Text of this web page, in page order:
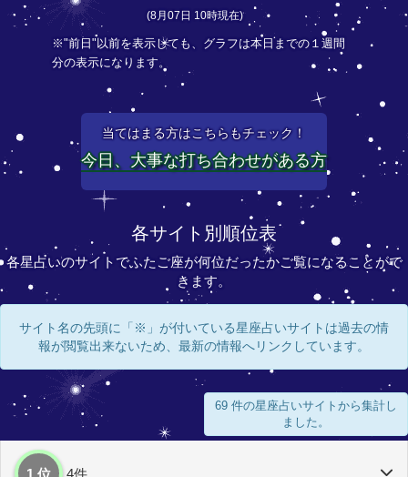
(8月07日 10時現在)
※"前日"以前を表示しても、グラフは本日までの１週間
分の表示になります。
当てはまる方はこちらもチェック！
今日、大事な打ち合わせがある方
各サイト別順位表
各星占いのサイトでふたご座が何位だったかご覧になることがで
きます。
サイト名の先頭に「※」が付いている星座占いサイトは過去の情
報が閲覧出来ないため、最新の情報へリンクしています。
69 件の星座占いサイトから集計し
ました。
1 位 4件